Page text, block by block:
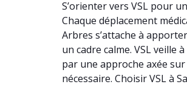
S’orienter vers VSL pour
Chaque déplacement
Arbres s’attache à
un cadre calme. VSL
par une approche axée
nécessaire. Choisir VSL à